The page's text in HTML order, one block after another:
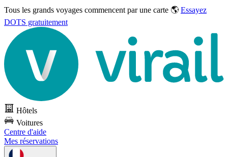
Tous les grands voyages commencent par une carte 🌎 Essayez
DOTS gratuitement
Hôtels
Voitures
Centre d'aide
Mes réservations